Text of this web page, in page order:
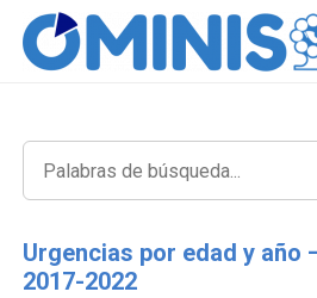
Urgencias por edad y año
2017-2022